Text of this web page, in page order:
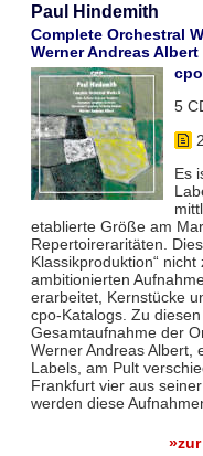
Paul Hindemith
Complete Orchestral
Werner Andreas Albert
5
Es
etablierte Größe am
Repertoireraritäten.
Klassikproduktion“
ambitionierten
erarbeitet, Kernstücke
cpo-Katalogs. Zu
Gesamtaufnahme der
Werner Andreas Albert,
Labels, am Pult
Frankfurt vier aus
werden diese